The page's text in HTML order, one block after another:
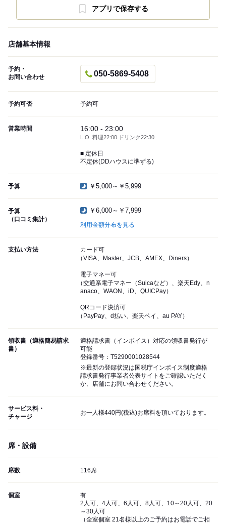
アプリで保存する
店舗基本情報
予約・
お問い合わせ
050-5869-5408
予約可否 予約可
営業時間 16:00 - 23:00
L.O. 料理22:00 ドリンク22:30
■ 定休日
不定休(DDハウスに準ずる)
予算 ￥5,000～￥5,999
予算
（口コミ集計）
￥6,000～￥7,999
利用金額分布を見る
支払い方法
カード可
（VISA、Master、JCB、AMEX、Diners）
電子マネー可
（交通系電子マネー（Suicaなど）、楽天Edy、n
anaco、WAON、iD、QUICPay）
QRコード決済可
（PayPay、d払い、楽天ペイ、au PAY）
領収書（適格簡易請求
書）
適格請求書（インボイス）対応の領収書発行が
可能
登録番号：T5290001028544
※最新の登録状況は国税庁インボイス制度適格
請求書発行事業者公表サイトをご確認いただく
か、店舗にお問い合わせください。
サービス料・
チャージ
お一人様440円(税込)お席料を頂いております。
席・設備
席数 116席
個室
有
2人可、4人可、6人可、8人可、10～20人可、20
～30人可
（全室個室 21名様以上のご予約はお電話でご相